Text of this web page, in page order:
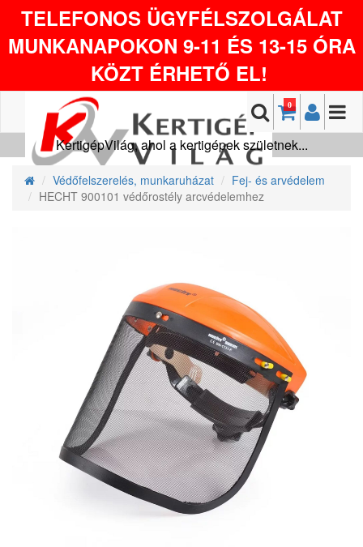
TELEFONOS ÜGYFÉLSZOLGÁLAT
MUNKANAPOKON 9-11 ÉS 13-15 ÓRA
KÖZT ÉRHETŐ EL!
0
KertigépVilág, ahol a kertigépek születnek...
Védőfelszerelés, munkaruházat
Fej- és arvédelem
HECHT 900101 védőrostély arcvédelemhez